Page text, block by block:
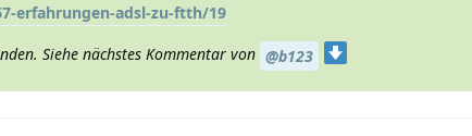
erfahrungen-adsl-zu-ftth/19
Siehe nächstes Kommentar von @b123